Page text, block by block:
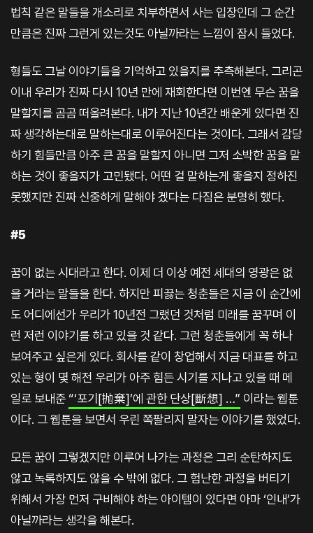
법칙 같은 말들을 개소리로 치부하면서 사는 입장인데 그 순간
만큼은 진짜 그런게 있는것도 아닐까라는 느낌이 잠시 들었다.
형들도 그날 이야기들을 기억하고 있을지를 추측해본다. 그리곤
이내 우리가 진짜 다시 10년 만에 재회한다면 이번엔 무슨 꿈을
말할지를 곰곰 떠올려본다. 내가 지난 10년간 배운게 있다면 진
짜 생각하는대로 말하는대로 이루어진다는 것이다. 그래서 감당
하기 힘들만큼 아주 큰 꿈을 말할지 아니면 그저 소박한 꿈을 말
하는 것이 좋을지가 고민됐다. 어떤 걸 말하는게 좋을지 정하진
못했지만 진짜 신중하게 말해야 겠다는 다짐은 분명히 했다.
#5
꿈이 없는 시대라고 한다. 이제 더 이상 예전 세대의 영광은 없
을 거라는 말들을 한다. 하지만 피끓는 청춘들은 지금 이 순간에
도 어디에선가 우리가 10년전 그랬던 것처럼 미래를 꿈꾸며 이
런 저런 이야기를 하고 있을 것 같다. 그런 청춘들에게 꼭 하나
보여주고 싶은게 있다. 회사를 같이 창업해서 지금 대표를 하고
있는 형이 몇 해전 우리가 아주 힘든 시기를 지나고 있을 때 메
일로 보내준“‘포기[抛棄]’에 관한 단상[斷想] …” 이라는 웹툰
이다. 그 웹툰을 보면서 우린 쪽팔리지 말자는 이야기를 했었다.
모든 꿈이 그렇겠지만 이루어 나가는 과정은 그리 순탄하지도
않고 녹록하지도 않을 수 밖에 없다. 그 험난한 과정을 버티기
위해서 가장 먼저 구비해야 하는 아이템이 있다면 아마 ‘인내’가
아닐까라는 생각을 해본다.